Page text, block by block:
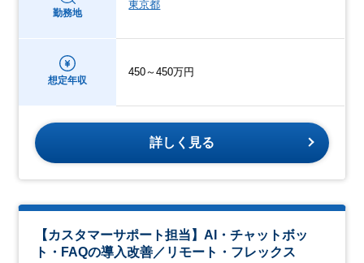
勤務地
東京都
想定年収
450～450万円
詳しく見る
【カスタマーサポート担当】AI・チャットボッ
ト・FAQの導入改善／リモート・フレックス